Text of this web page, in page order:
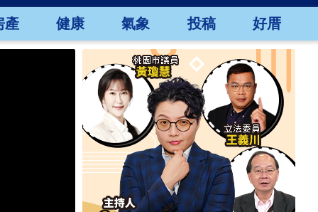
產 健康 氣象 投稿 好厝